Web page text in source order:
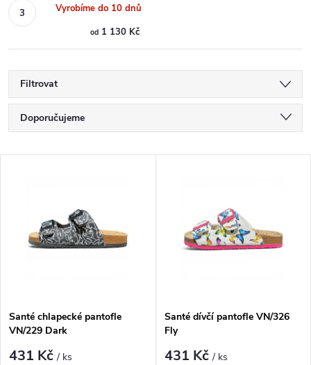
Vyrobíme do 10 dnů
od 1 130 Kč
Filtrovat
Ř
a
p
Doporučujeme
Abecedně
s
p
Santé chlapecké pantofle
VN/229 Dark
431 Kč/ ks
Santé dívčí pantofle VN/326
Fly
431 Kč/ ks